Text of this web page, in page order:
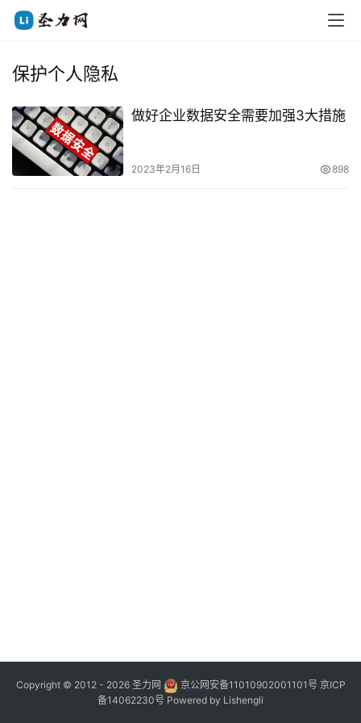
保护个人隐私
做好企业数据安全需要加强3大措施
2023年2月16日 898
Copyright © 2012 - 2026 圣力网 京公网安备11010902001101号 京ICP
备14062230号 Powered by Lishengli